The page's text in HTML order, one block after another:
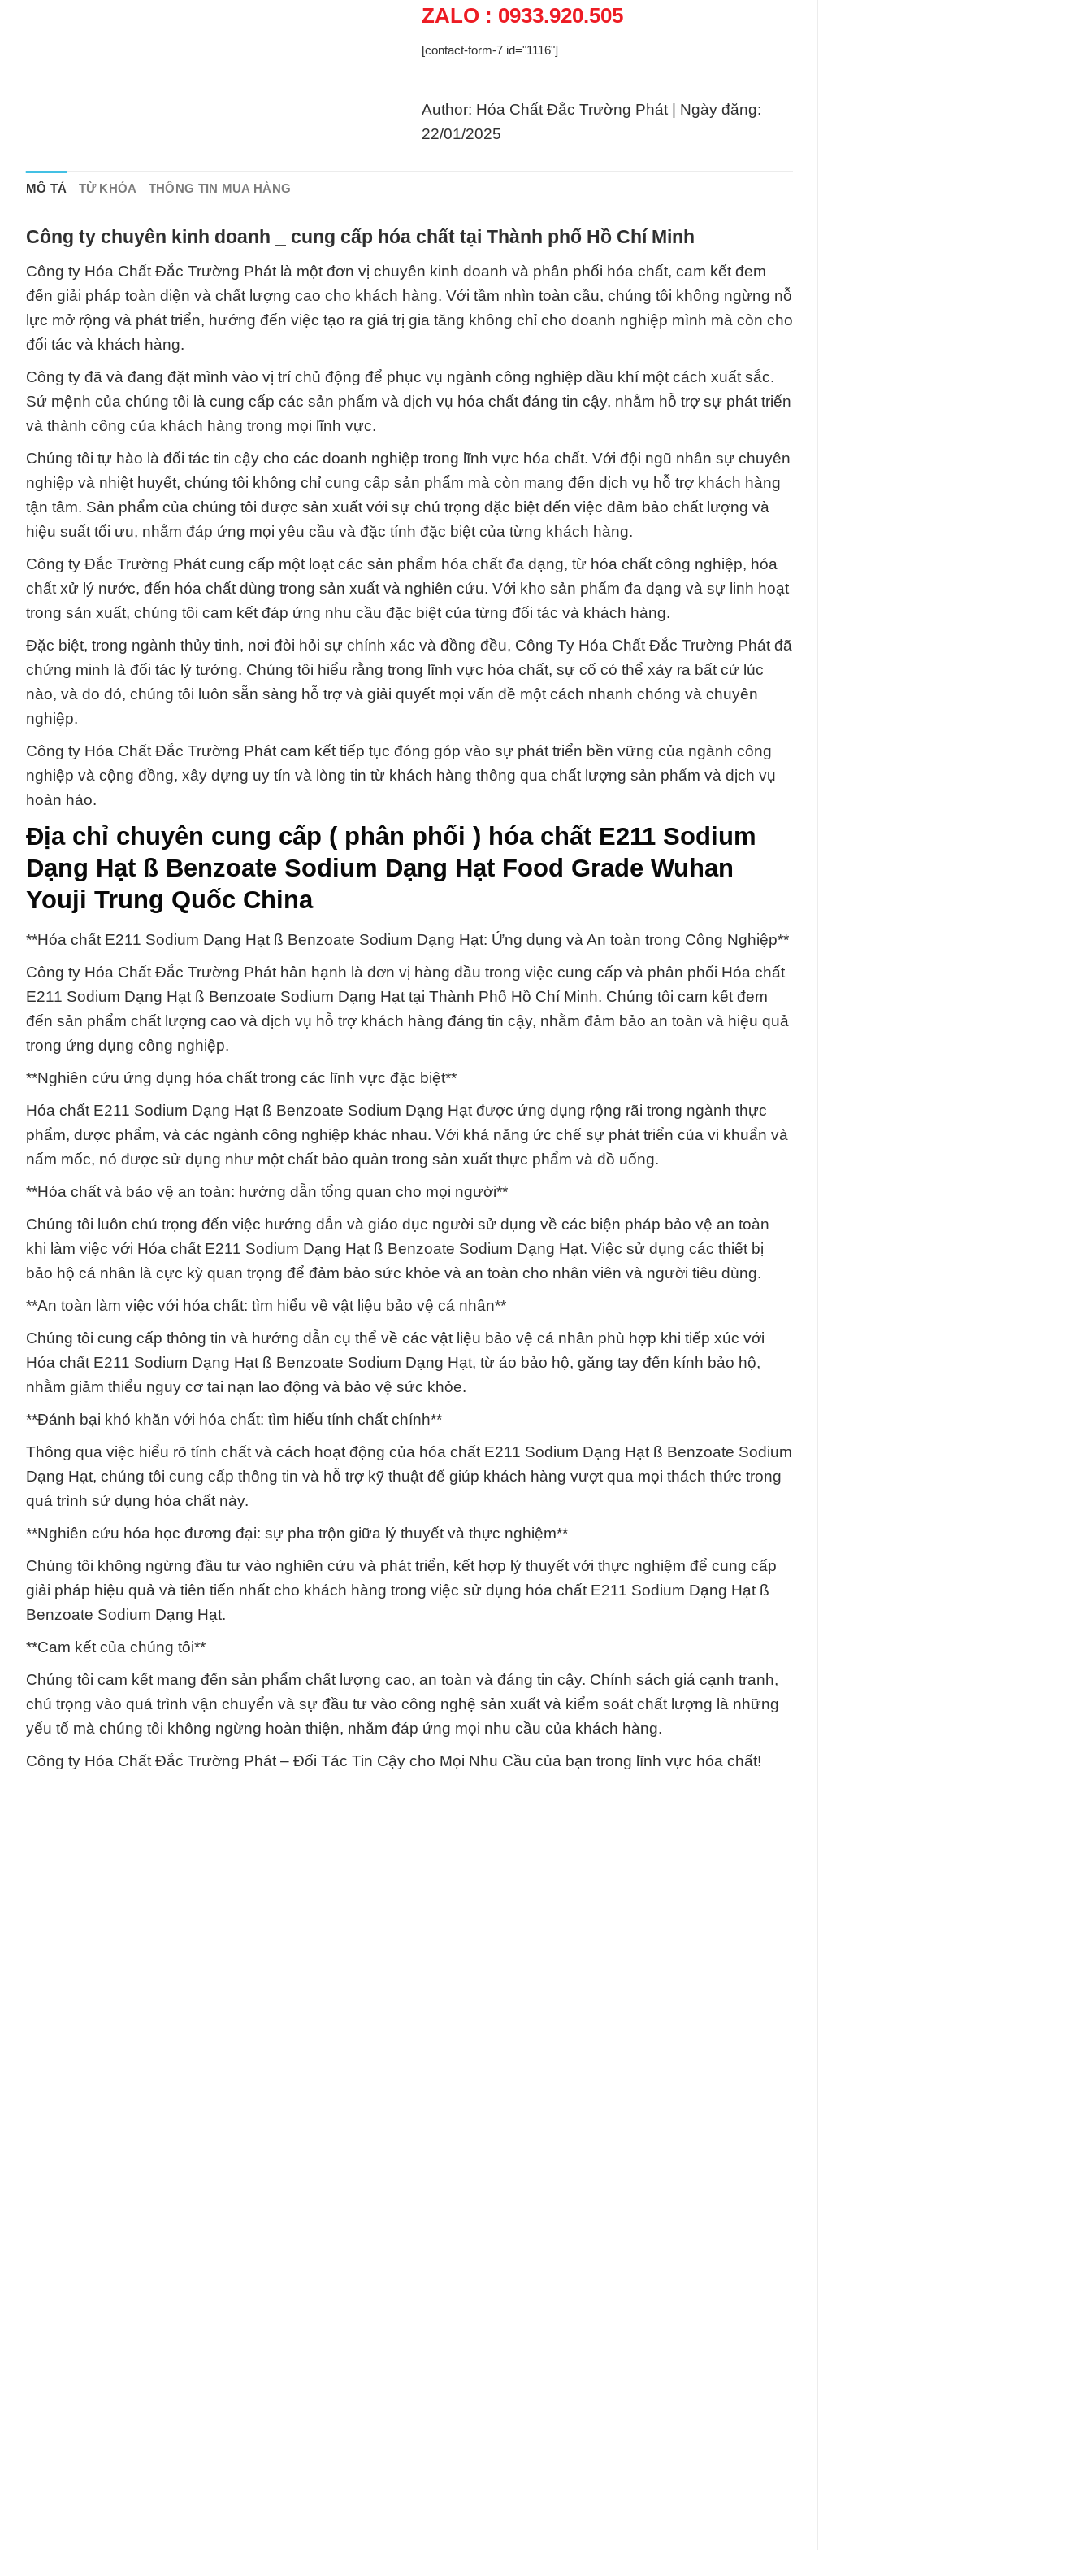
ZALO : 0933.920.505
[contact-form-7 id="1116"]
Author: Hóa Chất Đắc Trường Phát | Ngày đăng:
22/01/2025
MÔ TẢ TỪ KHÓA THÔNG TIN MUA HÀNG
Công ty chuyên kinh doanh _ cung cấp hóa chất tại Thành phố Hồ Chí Minh
Công ty Hóa Chất Đắc Trường Phát là một đơn vị chuyên kinh doanh và phân phối hóa chất, cam kết đem
đến giải pháp toàn diện và chất lượng cao cho khách hàng. Với tầm nhìn toàn cầu, chúng tôi không ngừng nỗ
lực mở rộng và phát triển, hướng đến việc tạo ra giá trị gia tăng không chỉ cho doanh nghiệp mình mà còn cho
đối tác và khách hàng.
Công ty đã và đang đặt mình vào vị trí chủ động để phục vụ ngành công nghiệp dầu khí một cách xuất sắc.
Sứ mệnh của chúng tôi là cung cấp các sản phẩm và dịch vụ hóa chất đáng tin cậy, nhằm hỗ trợ sự phát triển
và thành công của khách hàng trong mọi lĩnh vực.
Chúng tôi tự hào là đối tác tin cậy cho các doanh nghiệp trong lĩnh vực hóa chất. Với đội ngũ nhân sự chuyên
nghiệp và nhiệt huyết, chúng tôi không chỉ cung cấp sản phẩm mà còn mang đến dịch vụ hỗ trợ khách hàng
tận tâm. Sản phẩm của chúng tôi được sản xuất với sự chú trọng đặc biệt đến việc đảm bảo chất lượng và
hiệu suất tối ưu, nhằm đáp ứng mọi yêu cầu và đặc tính đặc biệt của từng khách hàng.
Công ty Đắc Trường Phát cung cấp một loạt các sản phẩm hóa chất đa dạng, từ hóa chất công nghiệp, hóa
chất xử lý nước, đến hóa chất dùng trong sản xuất và nghiên cứu. Với kho sản phẩm đa dạng và sự linh hoạt
trong sản xuất, chúng tôi cam kết đáp ứng nhu cầu đặc biệt của từng đối tác và khách hàng.
Đặc biệt, trong ngành thủy tinh, nơi đòi hỏi sự chính xác và đồng đều, Công Ty Hóa Chất Đắc Trường Phát đã
chứng minh là đối tác lý tưởng. Chúng tôi hiểu rằng trong lĩnh vực hóa chất, sự cố có thể xảy ra bất cứ lúc
nào, và do đó, chúng tôi luôn sẵn sàng hỗ trợ và giải quyết mọi vấn đề một cách nhanh chóng và chuyên
nghiệp.
Công ty Hóa Chất Đắc Trường Phát cam kết tiếp tục đóng góp vào sự phát triển bền vững của ngành công
nghiệp và cộng đồng, xây dựng uy tín và lòng tin từ khách hàng thông qua chất lượng sản phẩm và dịch vụ
hoàn hảo.
Địa chỉ chuyên cung cấp ( phân phối ) hóa chất E211 Sodium
Dạng Hạt ß Benzoate Sodium Dạng Hạt Food Grade Wuhan
Youji Trung Quốc China
**Hóa chất E211 Sodium Dạng Hạt ß Benzoate Sodium Dạng Hạt: Ứng dụng và An toàn trong Công Nghiệp**
Công ty Hóa Chất Đắc Trường Phát hân hạnh là đơn vị hàng đầu trong việc cung cấp và phân phối Hóa chất
E211 Sodium Dạng Hạt ß Benzoate Sodium Dạng Hạt tại Thành Phố Hồ Chí Minh. Chúng tôi cam kết đem
đến sản phẩm chất lượng cao và dịch vụ hỗ trợ khách hàng đáng tin cậy, nhằm đảm bảo an toàn và hiệu quả
trong ứng dụng công nghiệp.
**Nghiên cứu ứng dụng hóa chất trong các lĩnh vực đặc biệt**
Hóa chất E211 Sodium Dạng Hạt ß Benzoate Sodium Dạng Hạt được ứng dụng rộng rãi trong ngành thực
phẩm, dược phẩm, và các ngành công nghiệp khác nhau. Với khả năng ức chế sự phát triển của vi khuẩn và
nấm mốc, nó được sử dụng như một chất bảo quản trong sản xuất thực phẩm và đồ uống.
**Hóa chất và bảo vệ an toàn: hướng dẫn tổng quan cho mọi người**
Chúng tôi luôn chú trọng đến việc hướng dẫn và giáo dục người sử dụng về các biện pháp bảo vệ an toàn
khi làm việc với Hóa chất E211 Sodium Dạng Hạt ß Benzoate Sodium Dạng Hạt. Việc sử dụng các thiết bị
bảo hộ cá nhân là cực kỳ quan trọng để đảm bảo sức khỏe và an toàn cho nhân viên và người tiêu dùng.
**An toàn làm việc với hóa chất: tìm hiểu về vật liệu bảo vệ cá nhân**
Chúng tôi cung cấp thông tin và hướng dẫn cụ thể về các vật liệu bảo vệ cá nhân phù hợp khi tiếp xúc với
Hóa chất E211 Sodium Dạng Hạt ß Benzoate Sodium Dạng Hạt, từ áo bảo hộ, găng tay đến kính bảo hộ,
nhằm giảm thiểu nguy cơ tai nạn lao động và bảo vệ sức khỏe.
**Đánh bại khó khăn với hóa chất: tìm hiểu tính chất chính**
Thông qua việc hiểu rõ tính chất và cách hoạt động của hóa chất E211 Sodium Dạng Hạt ß Benzoate Sodium
Dạng Hạt, chúng tôi cung cấp thông tin và hỗ trợ kỹ thuật để giúp khách hàng vượt qua mọi thách thức trong
quá trình sử dụng hóa chất này.
**Nghiên cứu hóa học đương đại: sự pha trộn giữa lý thuyết và thực nghiệm**
Chúng tôi không ngừng đầu tư vào nghiên cứu và phát triển, kết hợp lý thuyết với thực nghiệm để cung cấp
giải pháp hiệu quả và tiên tiến nhất cho khách hàng trong việc sử dụng hóa chất E211 Sodium Dạng Hạt ß
Benzoate Sodium Dạng Hạt.
**Cam kết của chúng tôi**
Chúng tôi cam kết mang đến sản phẩm chất lượng cao, an toàn và đáng tin cậy. Chính sách giá cạnh tranh,
chú trọng vào quá trình vận chuyển và sự đầu tư vào công nghệ sản xuất và kiểm soát chất lượng là những
yếu tố mà chúng tôi không ngừng hoàn thiện, nhằm đáp ứng mọi nhu cầu của khách hàng.
Công ty Hóa Chất Đắc Trường Phát – Đối Tác Tin Cậy cho Mọi Nhu Cầu của bạn trong lĩnh vực hóa chất!